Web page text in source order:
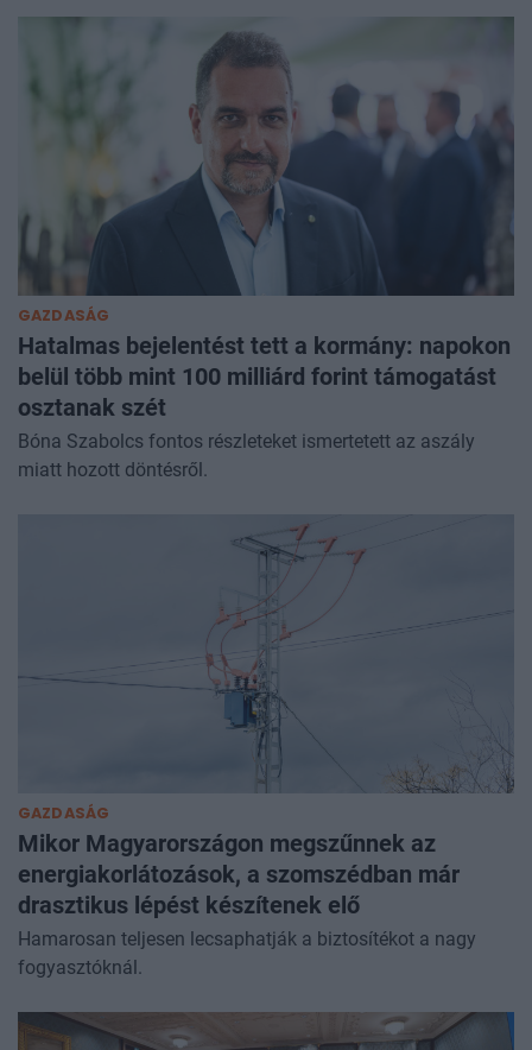
GAZDASÁG
Hatalmas bejelentést tett a kormány: napokon
belül több mint 100 milliárd forint támogatást
osztanak szét
Bóna Szabolcs fontos részleteket ismertetett az aszály
miatt hozott döntésről.
GAZDASÁG
Mikor Magyarországon megszűnnek az
energiakorlátozások, a szomszédban már
drasztikus lépést készítenek elő
Hamarosan teljesen lecsaphatják a biztosítékot a nagy
fogyasztóknál.